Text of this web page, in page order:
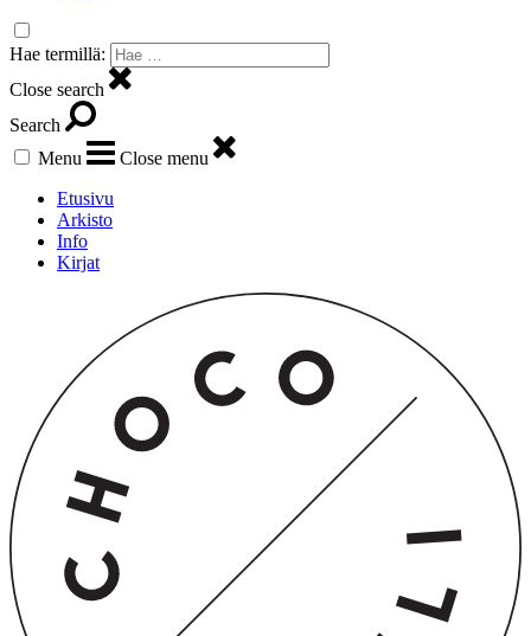
Hae termillä:
Close search
Search
Menu
Close menu
Etusivu
Arkisto
Info
Kirjat